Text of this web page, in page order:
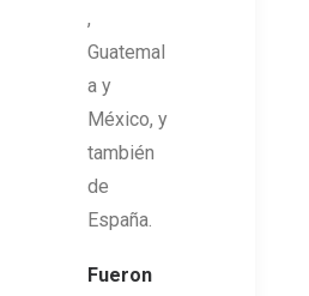
,
Guatemal
a y
México, y
también
de
España.
Fueron